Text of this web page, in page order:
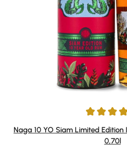
Durchschnittliche Bewertung
Naga 10 YO Siam Limited Edition
0,70l